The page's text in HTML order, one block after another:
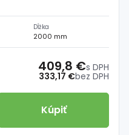
Dĺžka
2000 mm
333,17 €bez DPH
409,8 €s DPH
Kúpiť